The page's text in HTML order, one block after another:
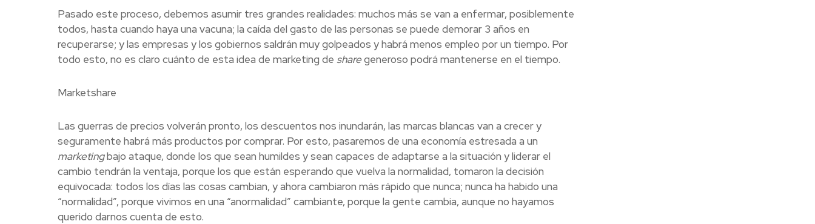
Pasado este proceso, debemos asumir tres grandes realidades: muchos más se van a enfermar, posiblemente
todos, hasta cuando haya una vacuna; la caída del gasto de las personas se puede demorar 3 años en
recuperarse; y las empresas y los gobiernos saldrán muy golpeados y habrá menos empleo por un tiempo. Por
todo esto, no es claro cuánto de esta idea de marketing de sharegeneroso podrá mantenerse en el tiempo.
Marketshare
Las guerras de precios volverán pronto, los descuentos nos inundarán, las marcas blancas van a crecer y
seguramente habrá más productos por comprar. Por esto, pasaremos de una economía estresada a un
marketingbajo ataque, donde los que sean humildes y sean capaces de adaptarse a la situación y liderar el
cambio tendrán la ventaja, porque los que están esperando que vuelva la normalidad, tomaron la decisión
equivocada: todos los días las cosas cambian, y ahora cambiaron más rápido que nunca; nunca ha habido una
“normalidad”, porque vivimos en una “anormalidad” cambiante, porque la gente cambia, aunque no hayamos
querido darnos cuenta de esto.